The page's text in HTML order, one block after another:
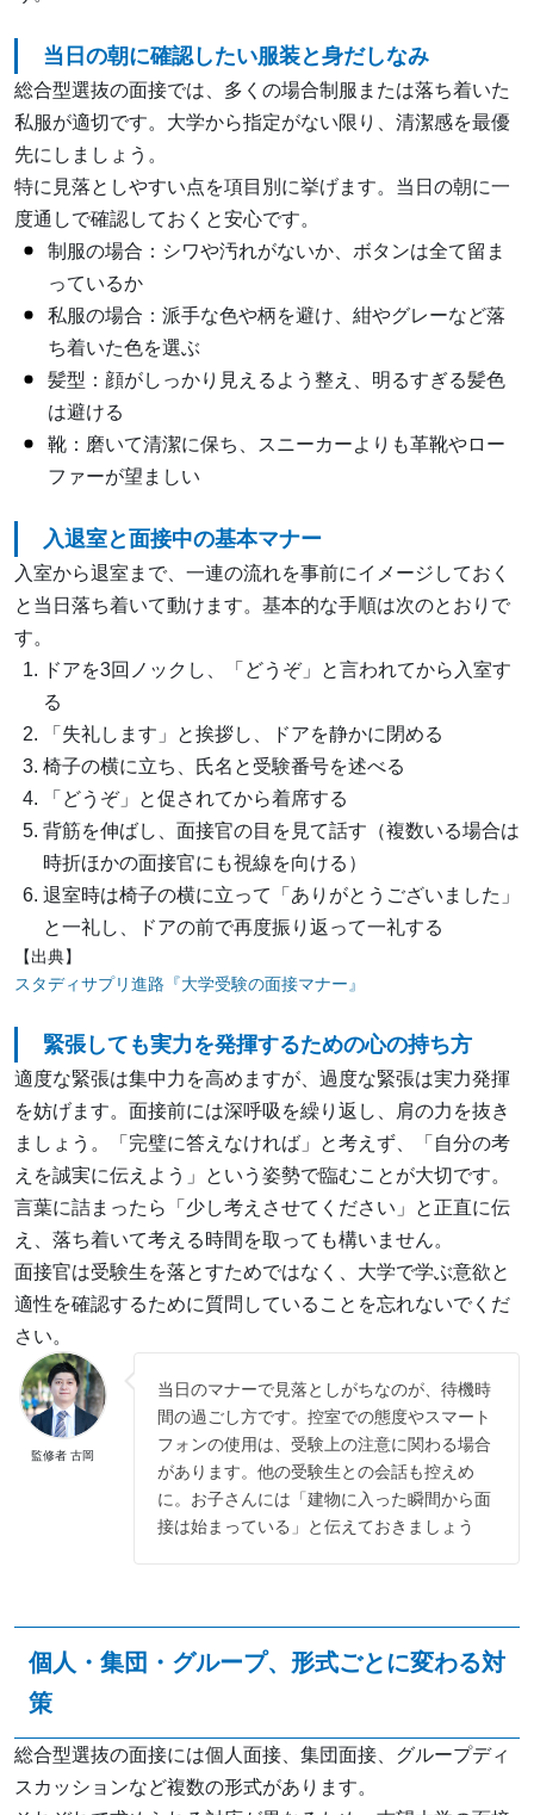
当日の朝に確認したい服装と身だしなみ
総合型選抜の面接では、多くの場合制服または落ち着いた
私服が適切です。大学から指定がない限り、清潔感を最優
先にしましょう。
特に見落としやすい点を項目別に挙げます。当日の朝に一
度通しで確認しておくと安心です。
制服の場合：シワや汚れがないか、ボタンは全て留ま
っているか
私服の場合：派手な色や柄を避け、紺やグレーなど落
ち着いた色を選ぶ
髪型：顔がしっかり見えるよう整え、明るすぎる髪色
は避ける
靴：磨いて清潔に保ち、スニーカーよりも革靴やロー
ファーが望ましい
入退室と面接中の基本マナー
入室から退室まで、一連の流れを事前にイメージしておく
と当日落ち着いて動けます。基本的な手順は次のとおりで
す。
ドアを3回ノックし、「どうぞ」と言われてから入室す
る
「失礼します」と挨拶し、ドアを静かに閉める
椅子の横に立ち、氏名と受験番号を述べる
「どうぞ」と促されてから着席する
背筋を伸ばし、面接官の目を見て話す（複数いる場合は
時折ほかの面接官にも視線を向ける）
退室時は椅子の横に立って「ありがとうございました」
と一礼し、ドアの前で再度振り返って一礼する
【出典】
スタディサプリ進路『大学受験の面接マナー』
緊張しても実力を発揮するための心の持ち方
適度な緊張は集中力を高めますが、過度な緊張は実力発揮
を妨げます。面接前には深呼吸を繰り返し、肩の力を抜き
ましょう。「完璧に答えなければ」と考えず、「自分の考
えを誠実に伝えよう」という姿勢で臨むことが大切です。
言葉に詰まったら「少し考えさせてください」と正直に伝
え、落ち着いて考える時間を取っても構いません。
面接官は受験生を落とすためではなく、大学で学ぶ意欲と
適性を確認するために質問していることを忘れないでくだ
さい。
監修者 古岡
当日のマナーで見落としがちなのが、待機時
間の過ごし方です。控室での態度やスマート
フォンの使用は、受験上の注意に関わる場合
があります。他の受験生との会話も控えめ
に。お子さんには「建物に入った瞬間から面
接は始まっている」と伝えておきましょう
個人・集団・グループ、形式ごとに変わる対
策
総合型選抜の面接には個人面接、集団面接、グループディ
スカッションなど複数の形式があります。